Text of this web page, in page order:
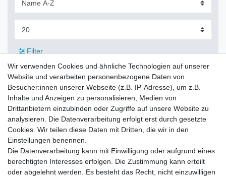
Filter
Zahlung und Versand
Daten­schutz­erklärung
Barrierefreiheitserklärung Widerrufs­recht
Wir verwenden Cookies und ähnliche Technologien auf unserer
Website und verarbeiten personenbezogene Daten von
Besucher:innen unserer Webseite (z.B. IP-Adresse), um z.B.
Inhalte und Anzeigen zu personalisieren, Medien von
Drittanbietern einzubinden oder Zugriffe auf unsere Website zu
analysieren. Die Datenverarbeitung erfolgt erst durch gesetzte
Cookies. Wir teilen diese Daten mit Dritten, die wir in den
Einstellungen benennen.
Die Datenverarbeitung kann mit Einwilligung oder aufgrund eines
berechtigten Interesses erfolgen. Die Zustimmung kann erteilt
oder abgelehnt werden. Es besteht das Recht, nicht einzuwilligen